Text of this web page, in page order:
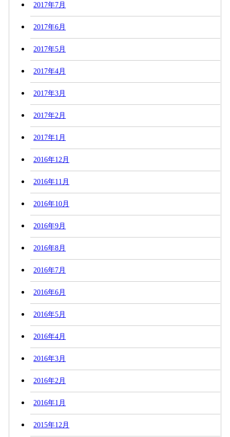
2017年7月
2017年6月
2017年5月
2017年4月
2017年3月
2017年2月
2017年1月
2016年12月
2016年11月
2016年10月
2016年9月
2016年8月
2016年7月
2016年6月
2016年5月
2016年4月
2016年3月
2016年2月
2016年1月
2015年12月